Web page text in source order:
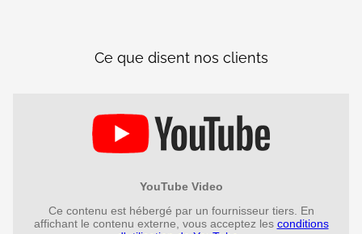
Ce que disent nos clients